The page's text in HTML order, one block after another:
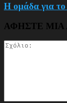
Η ομάδα για
ΑΦΗΣΤΕ